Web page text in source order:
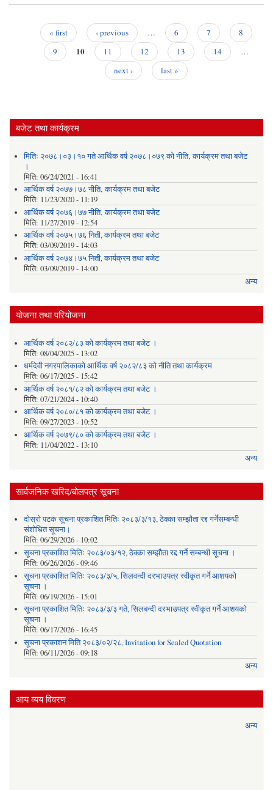
« first ‹ previous … 6 7
8
9
10 11 12 13 14
…
next ›
last »
बजेट तथा कार्यक्रम
मितिः २०७८।०३।१० गते आर्थिक वर्ष २०७८।०७९ को नीति‚ कार्यक्रम तथा बजेट
।
मिति: 06/24/2021 - 16:41
आर्थिक वर्ष २०७७।७८ नीति‚ कार्यक्रम तथा बजेट
मिति: 11/23/2020 - 11:19
आर्थिक वर्ष २०७६।७७ नीति‚ कार्यक्रम तथा बजेट
मिति: 11/27/2019 - 12:54
आर्थिक वर्ष २०७५।७६ निती, कार्यक्रम तथा बजेट
मिति: 03/09/2019 - 14:03
आर्थिक वर्ष २०७४।७५ निती, कार्यक्रम तथा बजेट
मिति: 03/09/2019 - 14:00
अन्य
योजना तथा परियोजना
आर्थिक वर्ष २०८२/८३ को कार्यक्रम तथा बजेट ।
मिति: 08/04/2025 - 13:02
धर्मदेवी नगरपालिकाको आर्थिक वर्ष २०८२/८३ को नीति तथा कार्यक्रम
मिति: 06/17/2025 - 15:42
आर्थिक वर्ष २०८१/८२ को कार्यक्रम तथा बजेट ।
मिति: 07/21/2024 - 10:40
आर्थिक वर्ष २०८०/८१ को कार्यक्रम तथा बजेट ।
मिति: 09/27/2023 - 10:52
आर्थिक वर्ष २०७९/८० को कार्यक्रम तथा बजेट ।
मिति: 11/04/2022 - 13:10
अन्य
सार्वजनिक खरिद/बोलपत्र सूचना
दोस्रो पटक सूचना प्रकाशित मितिः २०८३/३/१३, ठेक्का सम्झौता रद्द गर्नेसम्बन्धी
संशोधित सूचना।
मिति: 06/29/2026 - 10:02
सूचना प्रकाशित मितिः २०८३/०३/१२, ठेक्का सम्झौता रद्द गर्ने सम्बन्धी सूचना ।
मिति: 06/26/2026 - 09:46
सूचना प्रकाशित मितिः २०८३/३/५, सिलवन्दी दरभाउपत्र स्वीकृत गर्ने आशयको
सूचना ।
मिति: 06/19/2026 - 15:01
सूचना प्रकाशित मितिः २०८३/३/३ गते, सिलबन्दी दरभाउपत्र स्वीकृत गर्ने आशयको
सूचना ।
मिति: 06/17/2026 - 16:45
सूचना प्रकाशन मिति २०८३/०२/२८, Invitation for Sealed Quotation
मिति: 06/11/2026 - 09:18
अन्य
आय व्यय विवरण
अन्य